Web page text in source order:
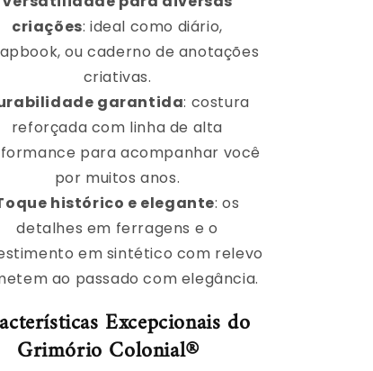
criações: ideal como diário,
ou caderno de anotações
criativas.
garantida: costura
reforçada com linha de alta
para acompanhar você
por muitos anos.
histórico e elegante: os
detalhes em ferragens e o
em sintético com relevo
ao passado com elegância.
Excepcionais do
Grimório Colonial®